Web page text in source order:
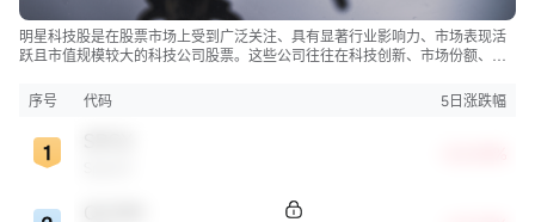
明星科技股是在股票市场上受到广泛关注、具有显著行业影响力、市场表现活
跃且市值规模较大的科技公司股票。这些公司往往在科技创新、市场份额、品
市，特别是科技行业板块乃至全球经济具有显著影响。
序号 代码 5日涨跌幅